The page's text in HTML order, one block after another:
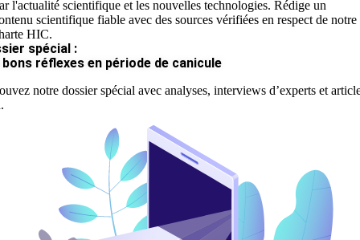
l'actualité scientifique et les nouvelles technologies. Rédige un
scientifique fiable avec des sources vérifiées en respect de notre
HIC.
spécial :
bons réflexes en période de canicule
notre dossier spécial avec analyses, interviews d’experts et